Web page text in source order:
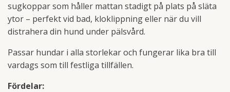
sugkoppar som håller mattan stadigt på plats på släta
ytor – perfekt vid bad, kloklippning eller när du vill
distrahera din hund under pälsvård.
Passar hundar i alla storlekar och fungerar lika bra till
vardags som till festliga tillfällen.
Fördelar: